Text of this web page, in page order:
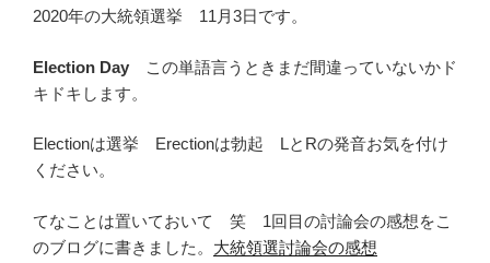
2020年の大統領選挙 11月3日です。
Election Day この単語言うときまだ間違っていないかド
キドキします。
Electionは選挙 Erectionは勃起 LとRの発音お気を付け
ください。
てなことは置いておいて 笑 1回目の討論会の感想をこ
のブログに書きました。 大統領選討論会の感想